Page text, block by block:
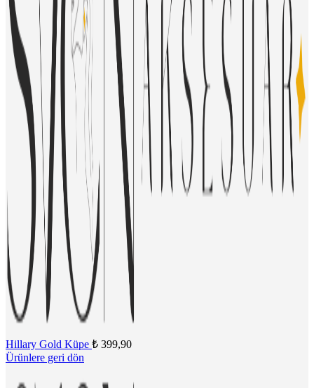
Hillary Gold Küpe ₺ 399,90
Ürünlere geri dön